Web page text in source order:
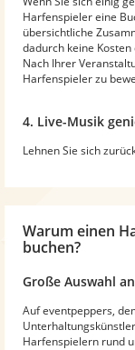
Harfenspieler eine
übersichtliche
dadurch keine
Nach Ihrer
Harfenspieler zu
4. Live-Musik
Lehnen Sie sich
Warum einen
buchen?
Große Auswahl
Auf eventpeppers,
Harfenspielern rund